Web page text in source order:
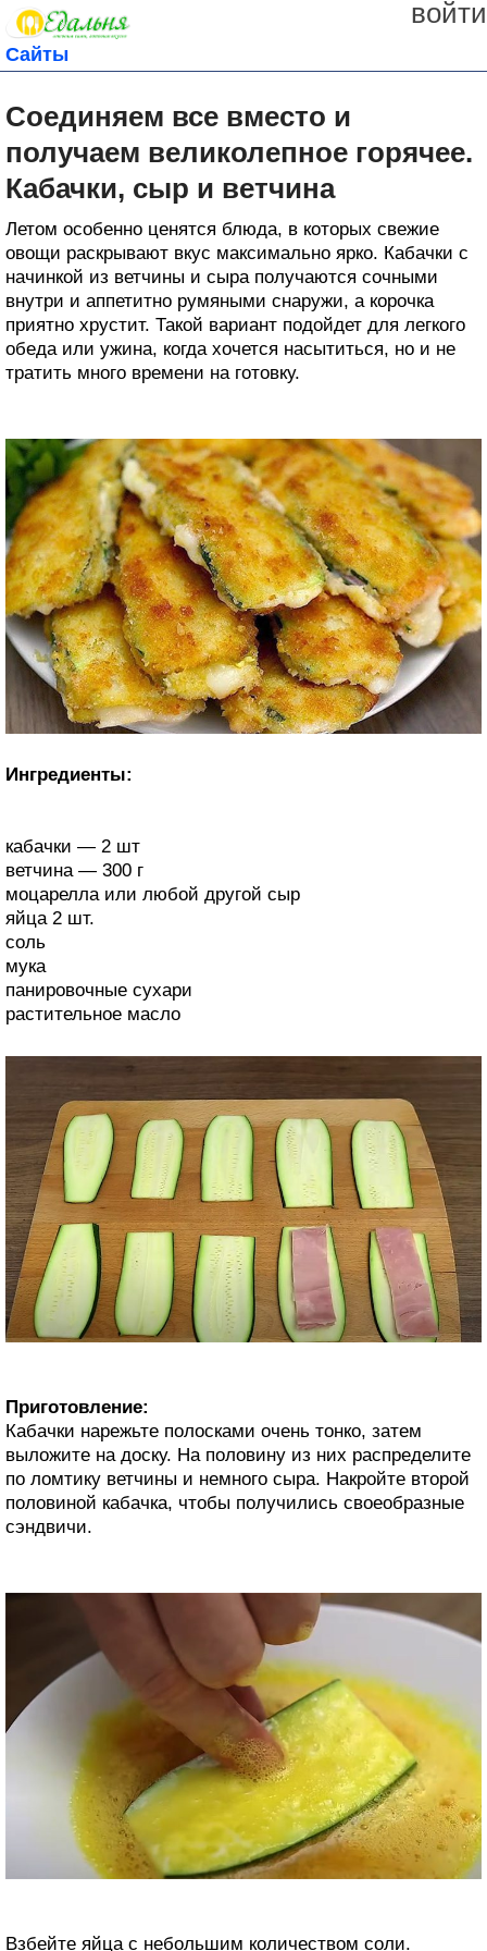
войти
Сайты
Соединяем все вместо и
получаем великолепное горячее.
Кабачки, сыр и ветчина
Летом особенно ценятся блюда, в которых свежие
овощи раскрывают вкус максимально ярко. Кабачки с
начинкой из ветчины и сыра получаются сочными
внутри и аппетитно румяными снаружи, а корочка
приятно хрустит. Такой вариант подойдет для легкого
обеда или ужина, когда хочется насытиться, но и не
тратить много времени на готовку.
Ингредиенты:
кабачки — 2 шт
ветчина — 300 г
моцарелла или любой другой сыр
яйца 2 шт.
соль
мука
панировочные сухари
растительное масло
Приготовление:
Кабачки нарежьте полосками очень тонко, затем
выложите на доску. На половину из них распределите
по ломтику ветчины и немного сыра. Накройте второй
половиной кабачка, чтобы получились своеобразные
сэндвичи.
Взбейте яйца с небольшим количеством соли.